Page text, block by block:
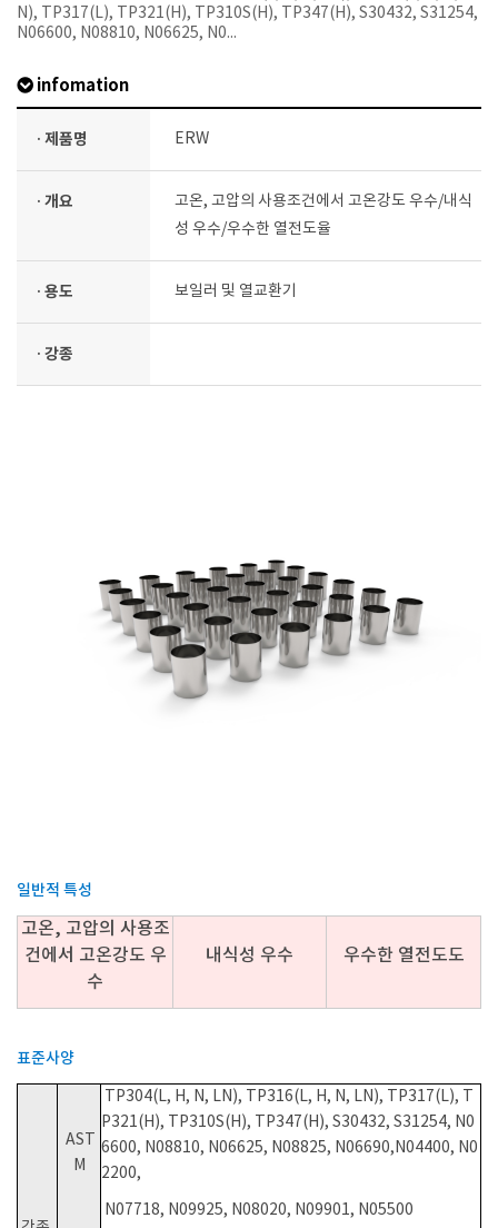
N), TP317(L), TP321(H), TP310S(H), TP347(H), S30432, S31254,
N06600, N08810, N06625, N0...
infomation
· 제품명 ERW
· 개요
고온, 고압의 사용조건에서 고온강도 우수/내식
성 우수/우수한 열전도율
· 용도 보일러 및 열교환기
· 강종
일반적 특성
고온, 고압의 사용조
건에서 고온강도 우
수
내식성 우수 우수한 열전도도
표준사양
AST
M
TP304(L, H, N, LN), TP316(L, H, N, LN), TP317(L), T
P321(H), TP310S(H), TP347(H), S30432, S31254, N0
6600, N08810, N06625, N08825, N06690,N04400, N0
2200,
N07718, N09925, N08020, N09901, N05500